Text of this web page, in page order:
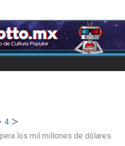
4
los mil millones de dólares